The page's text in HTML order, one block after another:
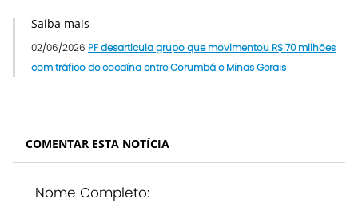
Saiba mais
02/06/2026 PF desarticula grupo que movimentou R$ 70 milhões
com tráfico de cocaína entre Corumbá e Minas Gerais
COMENTAR ESTA NOTÍCIA
Nome Completo: